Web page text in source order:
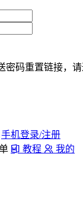
密码重置链接，
手机登录/注册
教程 我的